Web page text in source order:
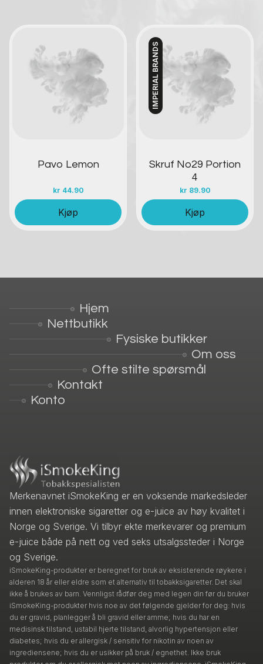
Pavo Lemon
kr 44.90
Kontakt oss
Kjøp
IMPERIAL BRANDS
Skruf No29 Portion
4
kr 89.90
Kontakt oss
Kjøp
Hjem
Nettbutikk
Fysiske butikker
Om oss
Ofte stilte spørsmål
Kontakt
Konto
Merkenavnet iSmokeKing er en voksende markedsleder
innen elektroniske sigaretter og e-juice av høy kvalitet i
Norge og Sverige. Vi tilbyr ekte merkevarer og premium
e-juice både på nett og ved seks utsalgssteder i Norge
og Sverige.
iSmokeKing-produkter er beregnet for bruk av eksisterende røykere i
alderen 18 år eller eldre som et alternativ til tobakksigaretter. Det skal
ikke å brukes av barn. Vennligst rådfør deg med legen din før du bruker
iSmokeKing-produkter hvis noe av det følgende gjelder for deg: hvis
du er gravid, planlegger å bli gravid eller amme; hvis du har en
medisinsk tilstand, ustabil hjerte tilstand, alvorlig hypertensjon eller
diabetes; hvis du er allergisk / sensitiv for nikotin av noen av
ingrediensene; hvis du er usikker på bruk / egnethet. Ikke bruk